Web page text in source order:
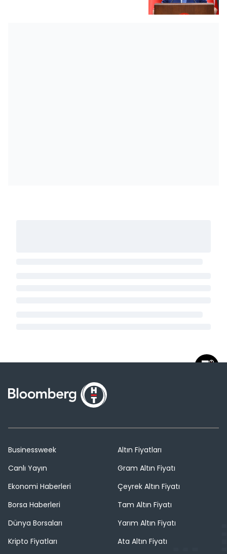
Businessweek
Canlı Yayın
Ekonomi Haberleri
Borsa Haberleri
Dünya Borsaları
Kripto Fiyatları
Altın Fiyatları
Gram Altın Fiyatı
Çeyrek Altın Fiyatı
Tam Altın Fiyatı
Yarım Altın Fiyatı
Ata Altın Fiyatı